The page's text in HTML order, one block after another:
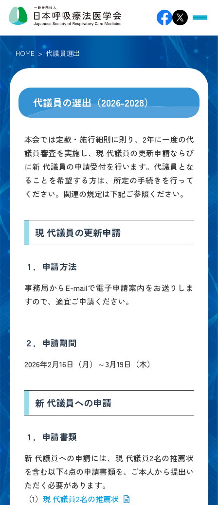
HOME 代議員選出
代議員の選出（2026-2028）
本会では定款・施行細則に則り、2年に一度の代
議員審査を実施し、現 代議員の更新申請ならび
に新 代議員の申請受付を行います。代議員とな
ることを希望する方は、所定の手続きを行って
ください。関連の規定は下記ご参照ください。
現 代議員の更新申請
１．申請方法
事務局からE-mailで電子申請案内をお送りしま
すので、適宜ご申請ください。
２．申請期間
2026年2月16日（月）～3月19日（木）
新 代議員への申請
１．申請書類
新 代議員への申請には、現 代議員2名の推薦状
を含む以下4点の申請書類を、ご本人から提出い
ただく必要があります。
（1） 現 代議員2名の推薦状